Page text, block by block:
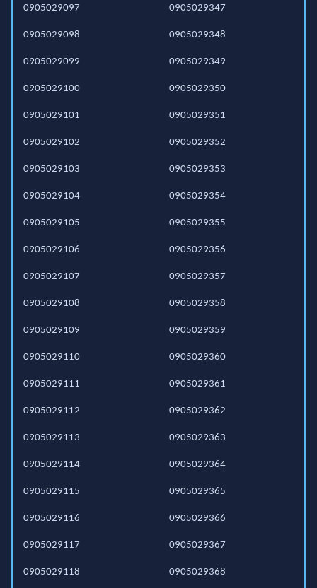
0905029097
0905029098
0905029099
0905029100
0905029101
0905029102
0905029103
0905029104
0905029105
0905029106
0905029107
0905029108
0905029109
0905029110
0905029111
0905029112
0905029113
0905029114
0905029115
0905029116
0905029117
0905029118
0905029347
0905029348
0905029349
0905029350
0905029351
0905029352
0905029353
0905029354
0905029355
0905029356
0905029357
0905029358
0905029359
0905029360
0905029361
0905029362
0905029363
0905029364
0905029365
0905029366
0905029367
0905029368